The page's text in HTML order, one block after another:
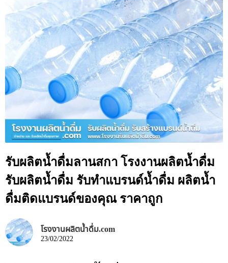
รับผลิตน้ำดื่มลานสกา โรงงานผลิตน้ำดื่ม
รับผลิตน้ำดื่ม รับทำแบรนด์น้ำดื่ม ผลิตน้ำ
ดื่มติดแบรนด์ของคุณ ราคาถูก
โรงงานผลิตน้ำดื่ม.com
23/02/2022